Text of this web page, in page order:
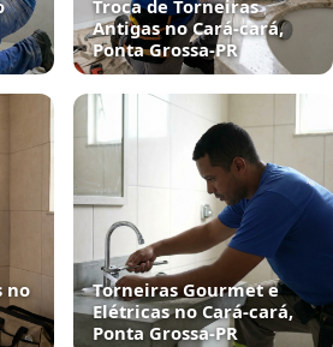
Troca de Torneiras
Antigas no Cará-cará,
Ponta Grossa‑PR
no
Torneiras Gourmet e
Elétricas no Cará-cará,
Ponta Grossa‑PR